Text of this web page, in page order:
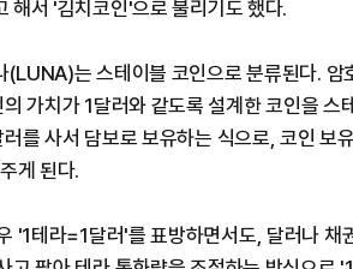
해서 '김치코인'으로 불리기도 했다.
는 스테이블 코인으로 분류된다. 암
가치가 1달러와 같도록 설계한 코인을 스
를 사서 담보로 보유하는 식으로, 코인 보
게 된다.
'1테라=1달러'를 표방하면서도, 달러나 채